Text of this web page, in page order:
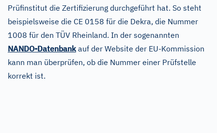
Prüfinstitut die Zertifizierung durchgeführt hat. So steht
beispielsweise die CE 0158 für die Dekra, die Nummer
1008 für den TÜV Rheinland. In der sogenannten
NANDO-Datenbankauf der Website der EU-Kommission
kann man überprüfen, ob die Nummer einer Prüfstelle
korrekt ist.